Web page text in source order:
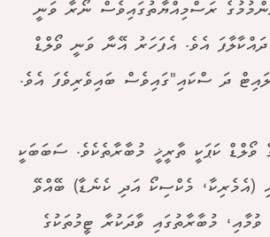
ރަސްމިއްޔާތުގައިވެސް ނޯރާ ވަނީ
އެވެ. އެފަހަރު އޭނާ ވަނީ ވޯލްޑް
ދަ ސްކައި"ގައިވެސް ބައިވެރިވެފަ އެވެ.
ވޯލްޑް ކަޕަކީ ތާރީޚީ މުބާރާތެކެވެ. ސަބަބަކީ
(އެމެރިކާ، މެކްސިކޯ އަދި ކެނެޑާ) ބޭއްވޭ
ވުމާއި، މުބާރާތުގައި ވާދަކުރާ ޓީމުތަކުގެ